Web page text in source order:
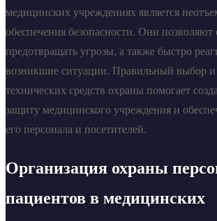
медицинских учреждениях является
обеспечения безопасности. Они позволяют
предотвращать угрозы, а также быстро
возникшие ситуации. Правильный выбор и
технических средств охраны помогает
защиту медицинского учреждения и
его персонала и посетителей.
Организация охраны
пациентов в медицинских